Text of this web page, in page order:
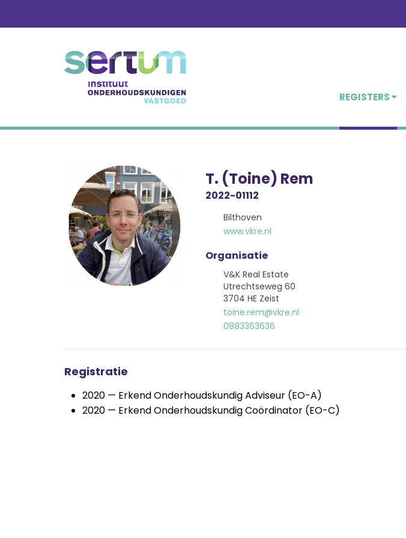
content
REGISTERS
T. (Toine) Rem
2022-01112
Bilthoven
www.vkre.nl
Organisatie
V&K Real Estate
Utrechtseweg 60
3704 HE Zeist
toine.rem@vkre.nl
0883363636
Registratie
2020 — Erkend Onderhoudskundig Adviseur (EO-A)
2020 — Erkend Onderhoudskundig Coördinator (EO-C)